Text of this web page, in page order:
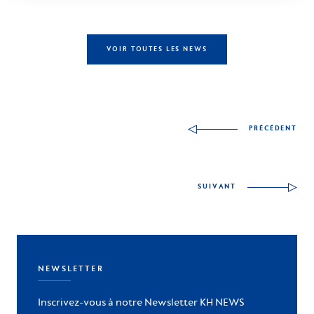
VOIR TOUTES LES NEWS
PRÉCÉDENT
SUIVANT
NEWSLETTER
Inscrivez-vous à notre Newsletter KH NEWS